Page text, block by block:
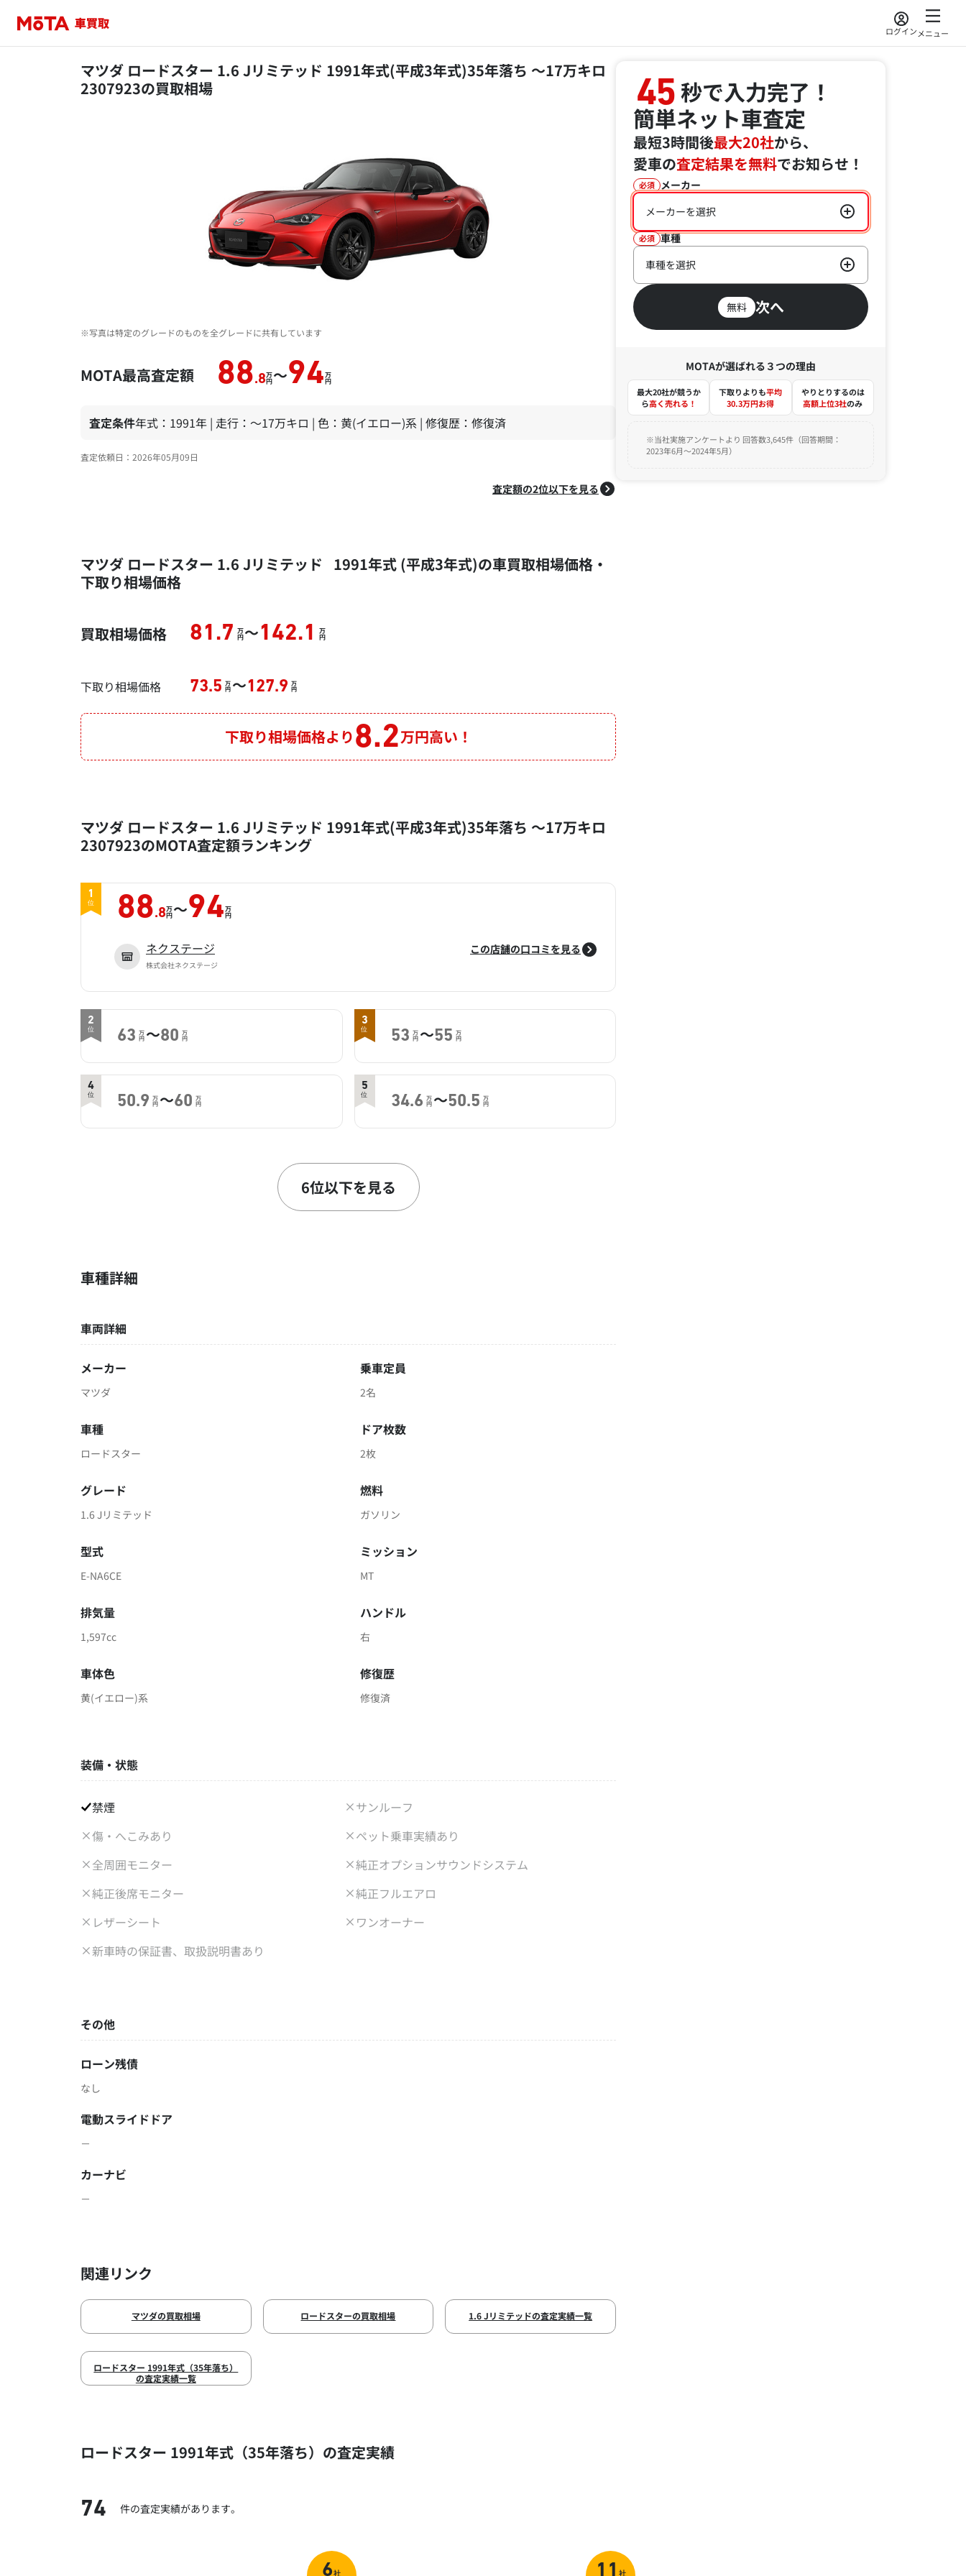
ログインメニュー
マツダ ロードスター 1.6 Jリミテッド 1991年式(平成3年式)35年落ち ～17万キロ
2307923の買取相場
※写真は特定のグレードのものを全グレードに共有しています
MOTA最高査定額 88.8万
円～94万
円
査定条件年式：1991年 | 走行：～17万キロ | 色：黄(イエロー)系 | 修復歴：修復済
査定依頼日：2026年05月09日
査定額の2位以下を見る
マツダ ロードスター 1.6 Jリミテッド 1991年式 (平成3年式)の車買取相場価格・
下取り相場価格
買取相場価格 81.7 万
円～142.1 万
円
下取り相場価格 73.5 万
円 ～127.9 万
円
下取り相場価格より8.2万円高い！
マツダ ロードスター 1.6 Jリミテッド 1991年式(平成3年式)35年落ち ～17万キロ
2307923のMOTA査定額ランキング
1
位 88.8万
円～94万
円
ネクステージ
株式会社ネクステージ
この店舗の口コミを見る
2
位 63 万
円 ～80 万
円
3
位 53 万
円 ～55 万
円
4
位 50.9 万
円 ～60 万
円
5
位 34.6 万
円 ～50.5 万
円
6位以下を見る
車種詳細
車両詳細
メーカー
マツダ
乗車定員
2名
車種
ロードスター
ドア枚数
2枚
グレード
1.6 Jリミテッド
燃料
ガソリン
型式
E-NA6CE
ミッション
MT
排気量
1,597cc
ハンドル
右
車体色
黄(イエロー)系
修復歴
修復済
装備・状態
禁煙
サンルーフ
傷・へこみあり
ペット乗車実績あり
全周囲モニター
純正オプションサウンドシステム
純正後席モニター
純正フルエアロ
レザーシート
ワンオーナー
新車時の保証書、取扱説明書あり
その他
ローン残債
なし
電動スライドドア
－
カーナビ
－
関連リンク
マツダの買取相場 ロードスターの買取相場 1.6 Jリミテッドの査定実績一覧
ロードスター 1991年式（35年落ち）
の査定実績一覧
ロードスター 1991年式（35年落ち）の査定実績
74 件の査定実績があります。
6社 11 社
45秒で入力完了！
簡単ネット車査定
最短3時間後最大20社から、
愛車の査定結果を無料でお知らせ！
必須 メーカー
メーカーを選択
必須 車種
車種を選択
無料 次へ
MOTAが選ばれる３つの理由
最大20社が競うか
ら高く売れる！
下取りよりも平均
30.3万円お得
やりとりするのは
高額上位3社のみ
※当社実施アンケートより 回答数3,645件（回答期間：
2023年6月～2024年5月）